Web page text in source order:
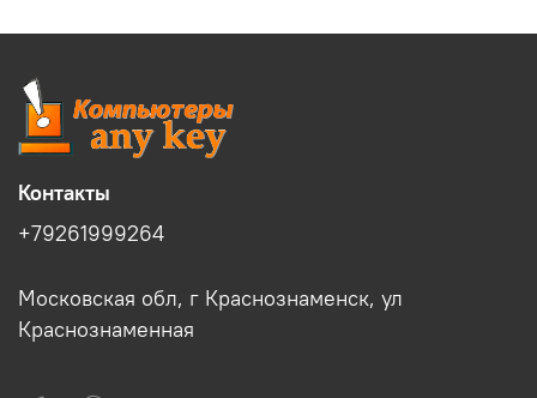
Контакты
+79261999264
Московская обл, г Краснознаменск, ул
Краснознаменная